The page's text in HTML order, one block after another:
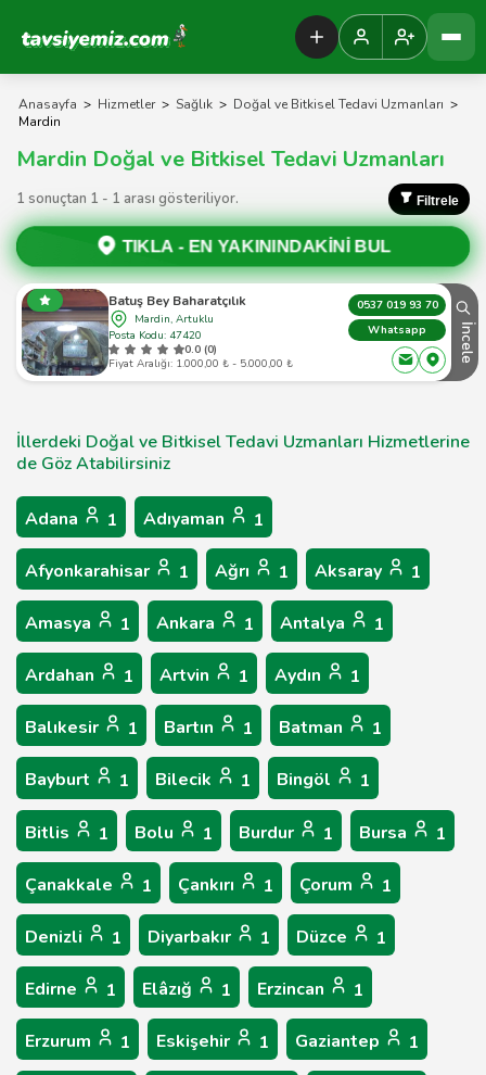
Tavsiyemiz Anasayfa
Anasayfa > Hizmetler > Sağlık > Doğal ve Bitkisel Tedavi Uzmanları >
Mardin
Mardin Doğal ve Bitkisel Tedavi Uzmanları
1 sonuçtan 1 - 1 arası gösteriliyor. Filtrele
TIKLA - EN YAKININDAKİNİ BUL
Batuş Bey Baharatçılık
Mardin, Artuklu
Posta Kodu: 47420
0.0 (0)
Fiyat Aralığı: 1.000,00 ₺ - 5.000,00 ₺
0537 019 93 70
Whatsapp
İncele
İllerdeki Doğal ve Bitkisel Tedavi Uzmanları Hizmetlerine
de Göz Atabilirsiniz
Adana 1 Adıyaman 1
Afyonkarahisar 1 Ağrı 1 Aksaray 1
Amasya 1 Ankara 1 Antalya 1
Ardahan 1 Artvin 1 Aydın 1
Balıkesir 1 Bartın 1 Batman 1
Bayburt 1 Bilecik 1 Bingöl 1
Bitlis 1 Bolu 1 Burdur 1 Bursa 1
Çanakkale 1 Çankırı 1 Çorum 1
Denizli 1 Diyarbakır 1 Düzce 1
Edirne 1 Elâzığ 1 Erzincan 1
Erzurum 1 Eskişehir 1 Gaziantep 1